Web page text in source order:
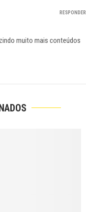
muito mais conteúdos
RESPONDER